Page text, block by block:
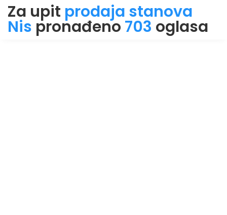
Za upit prodaja stanova
Nis pronađeno 703 oglasa